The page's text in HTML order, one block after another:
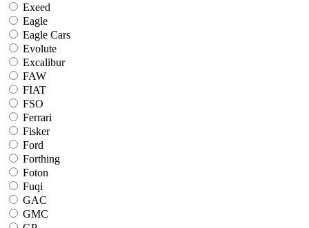
Exeed
Eagle
Eagle Cars
Evolute
Excalibur
FAW
FIAT
FSO
Ferrari
Fisker
Ford
Forthing
Foton
Fuqi
GAC
GMC